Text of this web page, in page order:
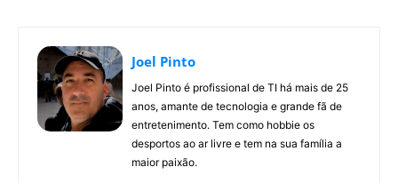
Joel Pinto
Joel Pinto é profissional de TI há mais de 25
anos, amante de tecnologia e grande fã de
entretenimento. Tem como hobbie os
desportos ao ar livre e tem na sua família a
maior paixão.